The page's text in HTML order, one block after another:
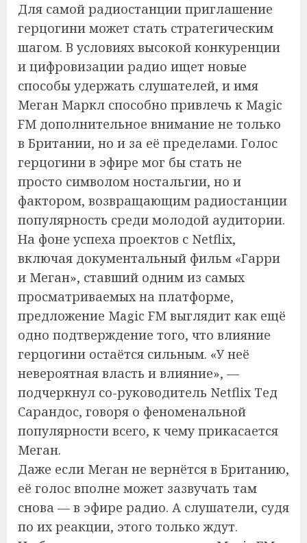
Для самой радиостанции приглашение
герцогини может стать стратегическим
шагом. В условиях высокой конкуренции
и цифровизации радио ищет новые
способы удержать слушателей, и имя
Меган Маркл способно привлечь к Magic
FM дополнительное внимание не только
в Британии, но и за её пределами. Голос
герцогини в эфире мог бы стать не
просто символом ностальгии, но и
фактором, возвращающим радиостанции
популярность среди молодой аудитории.
На фоне успеха проектов с Netflix,
включая документальный фильм «Гарри
и Меган», ставший одним из самых
просматриваемых на платформе,
предложение Magic FM выглядит как ещё
одно подтверждение того, что влияние
герцогини остаётся сильным. «У неё
невероятная власть и влияние», —
подчеркнул со-руководитель Netflix Тед
Сарандос, говоря о феноменальной
популярности всего, к чему прикасается
Меган.
Даже если Меган не вернётся в Британию,
её голос вполне может зазвучать там
снова — в эфире радио. А слушатели, судя
по их реакции, этого только ждут.